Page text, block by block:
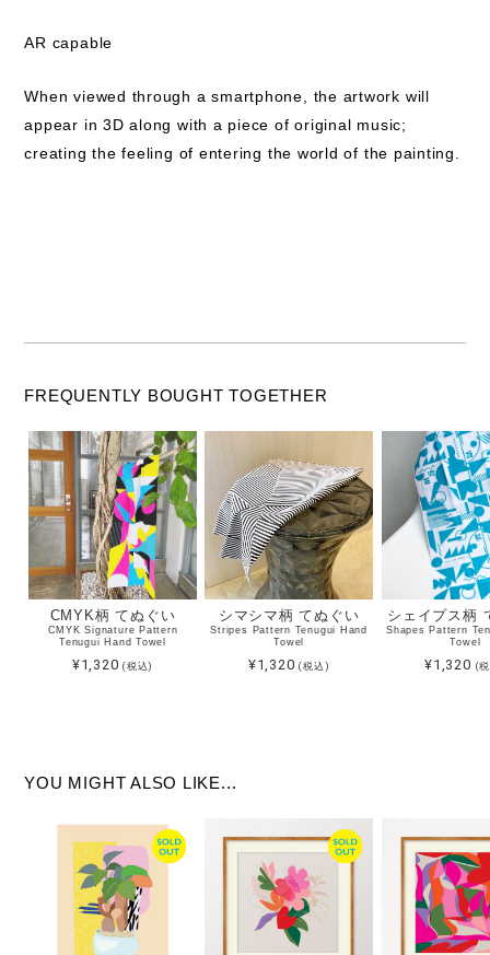
AR capable
When viewed through a smartphone, the artwork will
appear in 3D along with a piece of original music;
creating the feeling of entering the world of the painting.
FREQUENTLY BOUGHT TOGETHER
CMYK柄 てぬぐい
CMYK Signature Pattern
Tenugui Hand Towel
¥1,320(税込)
シマシマ柄 てぬぐい
Stripes Pattern Tenugui Hand
Towel
¥1,320(税込)
シェイプス柄
Shapes Pattern
Towel
¥1,320 (
YOU MIGHT ALSO LIKE...